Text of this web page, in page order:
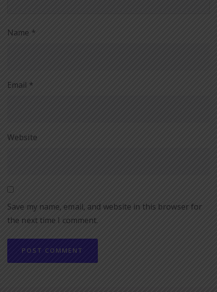
Name *
Email *
Website
Save my name, email, and website in this browser for
the next time I comment.